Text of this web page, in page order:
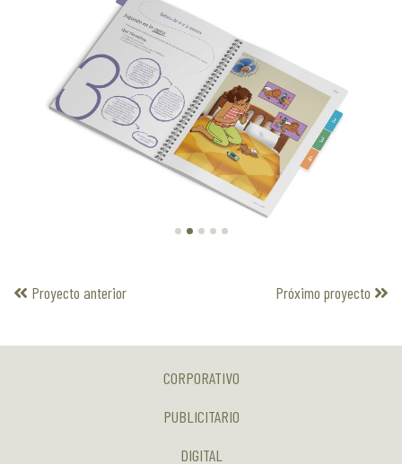
Proyecto anterior Próximo proyecto
CORPORATIVO
PUBLICITARIO
DIGITAL